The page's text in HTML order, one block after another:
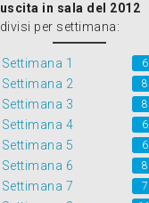
uscita in sala del 2012
divisi per settimana:
Settimana 1 6
Settimana 2 8
Settimana 3 8
Settimana 4 6
Settimana 5 6
Settimana 6 8
Settimana 7 7